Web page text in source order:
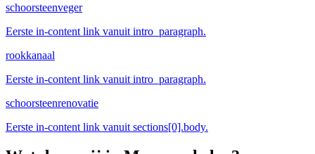
schoorsteenveger
Eerste in-content link vanuit intro_paragraph.
rookkanaal
Eerste in-content link vanuit intro_paragraph.
schoorsteenrenovatie
Eerste in-content link vanuit sections[0].body.